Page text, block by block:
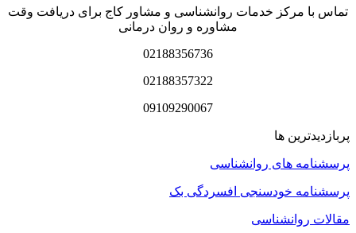
تماس با مرکز خدمات روانشناسی و مشاور کاج برای دریافت وقت
مشاوره و روان درمانی
02188356736
02188357322
09109290067
پربازدیدترین ها
پرسشنامه های روانشناسی
پرسشنامه خودسنجی افسردگی بک
مقالات روانشناسی